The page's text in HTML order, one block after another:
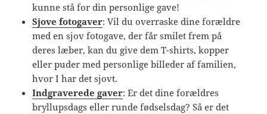
kunne stå for din personlige gave!
Sjove fotogaver: Vil du overraske dine forældre
med en sjov fotogave, der får smilet frem på
deres læber, kan du give dem T-shirts, kopper
eller puder med personlige billeder af familien,
hvor I har det sjovt.
Indgraverede gaver: Er det dine forældres
bryllupsdags eller runde fødselsdag? Så er det